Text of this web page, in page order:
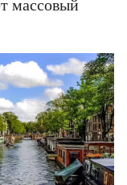
массовый